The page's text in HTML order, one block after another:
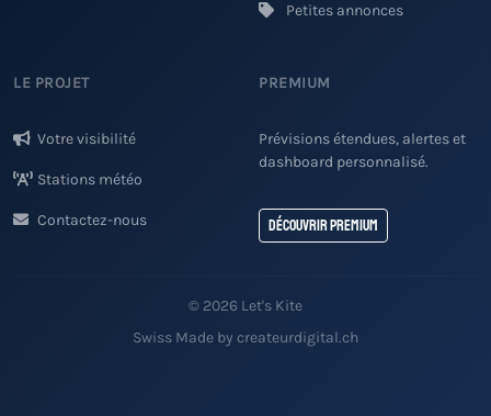
Petites annonces
LE PROJET
Votre visibilité
Stations météo
Contactez-nous
PREMIUM
Prévisions étendues, alertes et
dashboard personnalisé.
Découvrir Premium
© 2026 Let's Kite
Swiss Made by createurdigital.ch